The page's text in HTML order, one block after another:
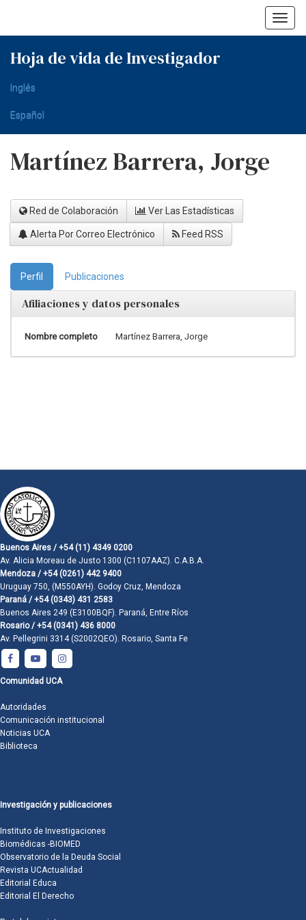
Hoja de vida de Investigador
Inglés
Español
Martínez Barrera, Jorge
Red de Colaboración Ver Las Estadísticas
Alerta Por Correo Electrónico Feed RSS
Perfil Publicaciones
Afiliaciones y datos personales
Nombre completo Martínez Barrera, Jorge
Buenos Aires / +54 (11) 4349 0200
Av. Alicia Moreau de Justo 1300 (C1107AAZ). C.A.B.A.
Mendoza / +54 (0261) 442 9400
Uruguay 750, (M550AYH). Godoy Cruz, Mendoza
Paraná / +54 (0343) 431 2583
Buenos Aires 249 (E3100BQF). Paraná, Entre Ríos
Rosario / +54 (0341) 436 8000
Av. Pellegrini 3314 (S2002QEO). Rosario, Santa Fe
Comunidad UCA
Autoridades
Comunicación institucional
Noticias UCA
Biblioteca
Investigación y publicaciones
Instituto de Investigaciones
Biomédicas -BIOMED
Observatorio de la Deuda Social
Revista UCActualidad
Editorial Educa
Editorial El Derecho